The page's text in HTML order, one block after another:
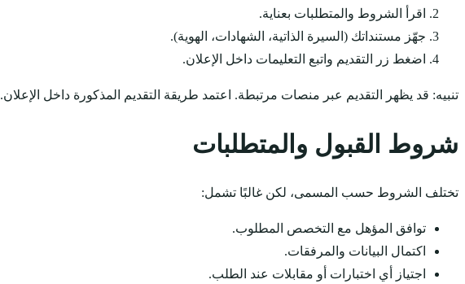
اقرأ الشروط والمتطلبات بعناية.
جهّز مستنداتك (السيرة الذاتية، الشهادات، الهوية).
اضغط زر التقديم واتبع التعليمات داخل الإعلان.
تنبيه: قد يظهر التقديم عبر منصات مرتبطة. اعتمد طريقة التقديم المذكورة داخل الإعلان.
شروط القبول والمتطلبات
تختلف الشروط حسب المسمى، لكن غالبًا تشمل:
توافق المؤهل مع التخصص المطلوب.
اكتمال البيانات والمرفقات.
اجتياز أي اختبارات أو مقابلات عند الطلب.